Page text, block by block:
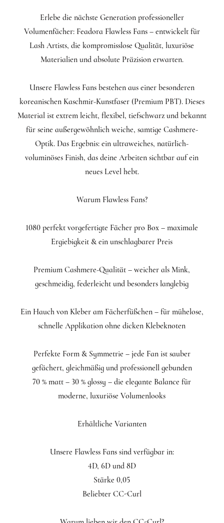
Erlebe die nächste Generation professioneller
Volumenfächer: Feadora Flawless Fans – entwickelt für
Lash Artists, die kompromisslose Qualität, luxuriöse
Materialien und absolute Präzision erwarten.
Unsere Flawless Fans bestehen aus einer besonderen
koreanischen Kaschmir-Kunstfaser (Premium PBT). Dieses
Material ist extrem leicht, flexibel, tiefschwarz und bekannt
für seine außergewöhnlich weiche, samtige Cashmere-
Optik. Das Ergebnis: ein ultraweiches, natürlich-
voluminöses Finish, das deine Arbeiten sichtbar auf ein
neues Level hebt.
Warum Flawless Fans?
1080 perfekt vorgefertigte Fächer pro Box – maximale
Ergiebigkeit & ein unschlagbarer Preis
Premium Cashmere-Qualität – weicher als Mink,
geschmeidig, federleicht und besonders langlebig
Ein Hauch von Kleber am Fächerfüßchen – für mühelose,
schnelle Applikation ohne dicken Klebeknoten
Perfekte Form & Symmetrie – jede Fan ist sauber
gefächert, gleichmäßig und professionell gebunden
70 % matt – 30 % glossy – die elegante Balance für
moderne, luxuriöse Volumenlooks
Erhältliche Varianten
Unsere Flawless Fans sind verfügbar in:
4D, 6D und 8D
Stärke 0,05
Beliebter CC-Curl